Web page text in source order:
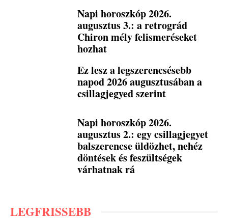
Napi horoszkóp 2026.
augusztus 3.: a retrográd
Chiron mély felismeréseket
hozhat
Ez lesz a legszerencsésebb
napod 2026 augusztusában a
csillagjegyed szerint
Napi horoszkóp 2026.
augusztus 2.: egy csillagjegyet
balszerencse üldözhet, nehéz
döntések és feszültségek
várhatnak rá
LEGFRISSEBB